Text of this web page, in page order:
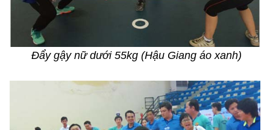
Đẩy gậy nữ dưới 55kg (Hậu Giang áo xanh)